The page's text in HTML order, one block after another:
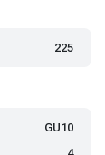
225
GU10